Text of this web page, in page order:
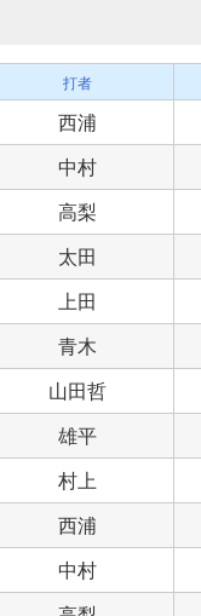
打者
西浦
中村
高梨
太田
上田
青木
山田哲
雄平
村上
西浦
中村